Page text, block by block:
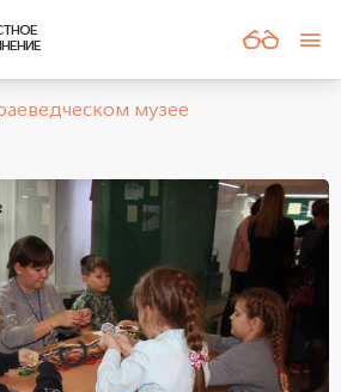
музее